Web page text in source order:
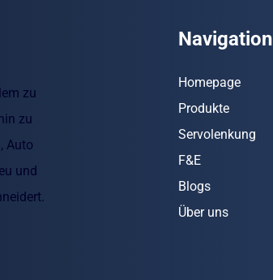
zu
zu
Auto
und
Navigation
Homepage
Produkte
Servolenkung
F&E
Blogs
Über uns